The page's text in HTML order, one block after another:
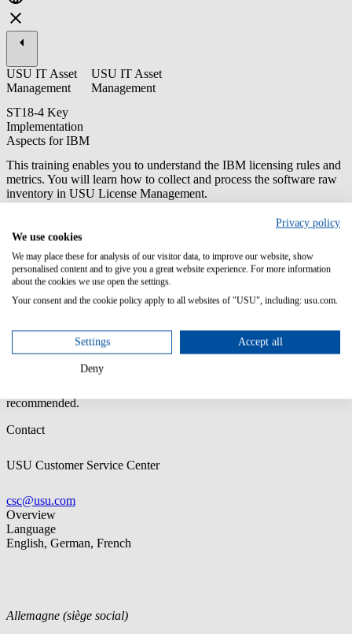
USU IT Asset
Management
ST18-4 Key
Implementation
Aspects for IBM
USU IT Asset
Management
This training enables you to understand the IBM licensing rules and
metrics. You will learn how to collect and process the software raw
inventory in USU License Management.
Get an overview about the IBM products
Learn about general licensing rules and IBM agreements
Get to know the different Metrics and IBM specific Metric
Engines in USU License Management
Learn how to collect and process IBM raw inventory
virtualized processor pools
Prior knowledge:
USU License Management; e.g. prior attendance of the course
recommended.
Contact
USU Customer Service Center
csc@usu.com
Overview
Language
English, German, French
Allemagne (siège social)
Privacy policy
We use cookies
We may place these for analysis of our visitor data, to improve our website, show
personalised content and to give you a great website experience. For more information
about the cookies we use open the settings.
Your consent and the cookie policy apply to all websites of "USU", including: usu.com.
Settings Accept all
Deny